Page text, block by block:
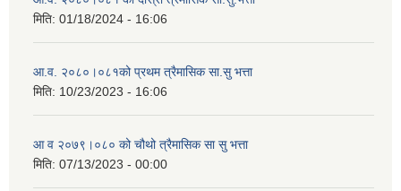
मिति: 01/18/2024 - 16:06
आ.व. २०८०।०८१को प्रथम त्रैमासिक सा.सु भत्ता
मिति: 10/23/2023 - 16:06
आ व २०७९।०८० को चौथो त्रैमासिक सा सु भत्ता
मिति: 07/13/2023 - 00:00